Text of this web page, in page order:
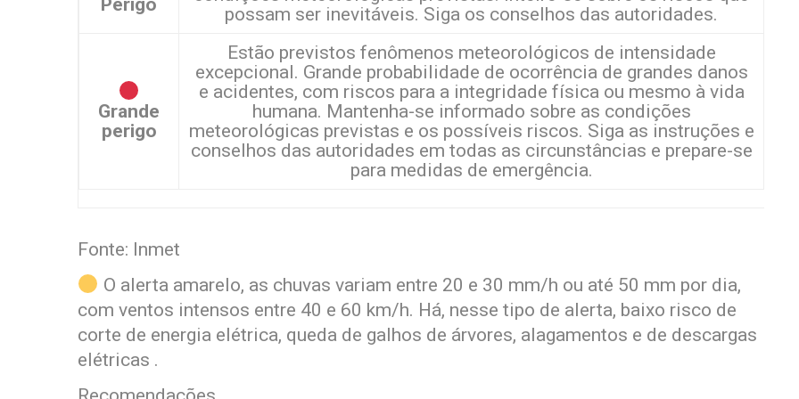
possam ser inevitáveis. Siga os conselhos das autoridades.
Grande
perigo
Estão previstos fenômenos meteorológicos de intensidade
excepcional. Grande probabilidade de ocorrência de grandes danos
e acidentes, com riscos para a integridade física ou mesmo à vida
humana. Mantenha-se informado sobre as condições
meteorológicas previstas e os possíveis riscos. Siga as instruções e
conselhos das autoridades em todas as circunstâncias e prepare-se
para medidas de emergência.
Fonte: Inmet
O alerta amarelo, as chuvas variam entre 20 e 30 mm/h ou até 50 mm por dia,
com ventos intensos entre 40 e 60 km/h. Há, nesse tipo de alerta, baixo risco de
corte de energia elétrica, queda de galhos de árvores, alagamentos e de descargas
elétricas .